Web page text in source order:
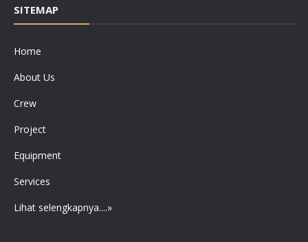
SITEMAP
Home
About Us
Crew
Project
Equipment
Services
Lihat selengkapnya....»